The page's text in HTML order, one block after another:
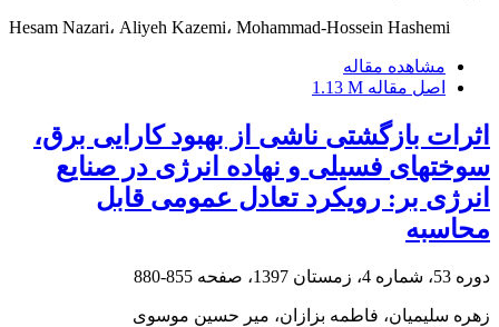
Hesam Nazari، Aliyeh Kazemi، Mohammad-Hossein Hashemi
مشاهده مقاله
اصل مقاله 1.13 M
اثرات بازگشتی ناشی از بهبود کارایی برق،
سوختهای فسیلی و نهاده انرژی در صنایع
انرژی بر: رویکرد تعادل عمومی قابل
محاسبه
دوره 53، شماره 4، زمستان 1397، صفحه 855-880
زهره سلیمیان، فاطمه بزازان، میر حسین موسوی